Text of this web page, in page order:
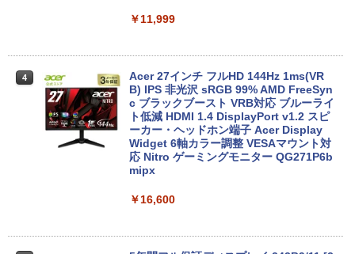
nic Let's note CF-XZ6 12.0型軽量 超高
解像QHD(2160x1440) タッチパネル Cor
e i5-7300U vPro メモリ8GB SSD256GB
Type-C HDMI Office Windows10 送料
無料 中古パソコン
￥19,800
GMKtec GMK-K8 PLUS-32/1T-W11Pro
(8845HS)
￥124,800
デスクトップPC Ryzen7 5700G メモリ1
￥11,999
4
Acer 27インチ フルHD 144Hz 1ms(VR
B) IPS 非光沢 sRGB 99% AMD FreeSyn
c ブラックブースト VRB対応 ブルーライ
ト低減 HDMI 1.4 DisplayPort v1.2 スピ
ーカー・ヘッドホン端子 Acer Display
Widget 6軸カラー調整 VESAマウント対
応 Nitro ゲーミングモニター QG271P6b
mipx
￥16,600